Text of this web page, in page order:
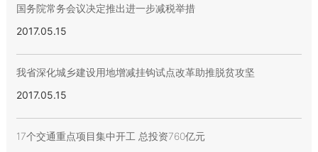
国务院常务会议决定推出进一步减税举措
2017.05.15
我省深化城乡建设用地增减挂钩试点改革助推脱贫攻坚
2017.05.15
17个交通重点项目集中开工 总投资760亿元